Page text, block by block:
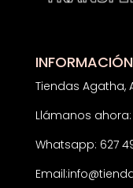
Tiendas Agatha,
Llámanos ahora:
Whatsapp: 627
Email: